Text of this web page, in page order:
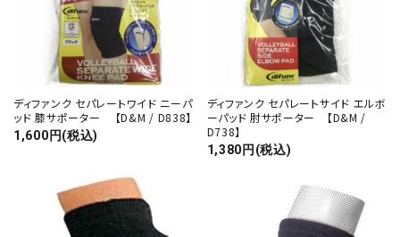
ディファンク セパレートワイド ニーパ
ッド 膝サポーター 【D&M / D838】
1,600円(税込)
ディファンク セパレートサイド エルボ
ーパッド 肘サポーター 【D&M /
D738】
1,380円(税込)